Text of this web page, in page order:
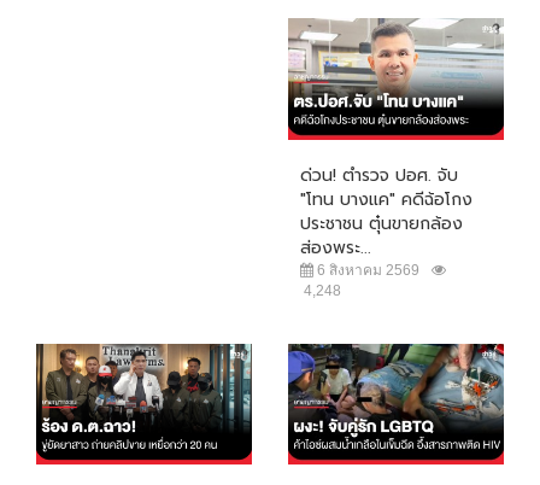
ด่วน! ตำรวจ ปอศ. จับ
"โทน บางแค" คดีฉ้อโกง
ประชาชน ตุ๋นขายกล้อง
ส่องพระ...
6 สิงหาคม 2569
4,248